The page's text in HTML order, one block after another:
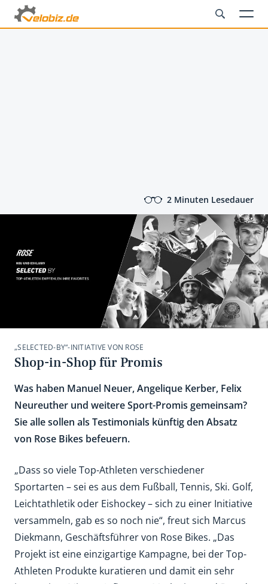
2 Minuten Lesedauer
„SELECTED-BY“-INITIATIVE VON ROSE
Shop-in-Shop für Promis
Was haben Manuel Neuer, Angelique Kerber, Felix
Neureuther und weitere Sport-Promis gemeinsam?
Sie alle sollen als Testimonials künftig den Absatz
von Rose Bikes befeuern.
„Dass so viele Top-Athleten verschiedener
Sportarten – sei es aus dem Fußball, Tennis, Ski. Golf,
Leichtathletik oder Eishockey – sich zu einer Initiative
versammeln, gab es so noch nie“, freut sich Marcus
Diekmann, Geschäftsführer von Rose Bikes. „Das
Projekt ist eine einzigartige Kampagne, bei der Top-
Athleten Produkte kuratieren und damit ein sehr